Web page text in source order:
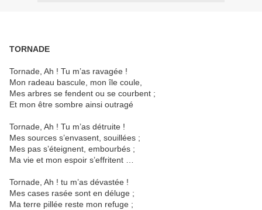
TORNADE
Tornade, Ah ! Tu m’as ravagée !
Mon radeau bascule, mon île coule,
Mes arbres se fendent ou se courbent ;
Et mon être sombre ainsi outragé
Tornade, Ah ! Tu m’as détruite !
Mes sources s’envasent, souillées ;
Mes pas s’éteignent, embourbés ;
Ma vie et mon espoir s’effritent …
Tornade, Ah ! tu m’as dévastée !
Mes cases rasée sont en déluge ;
Ma terre pillée reste mon refuge ;